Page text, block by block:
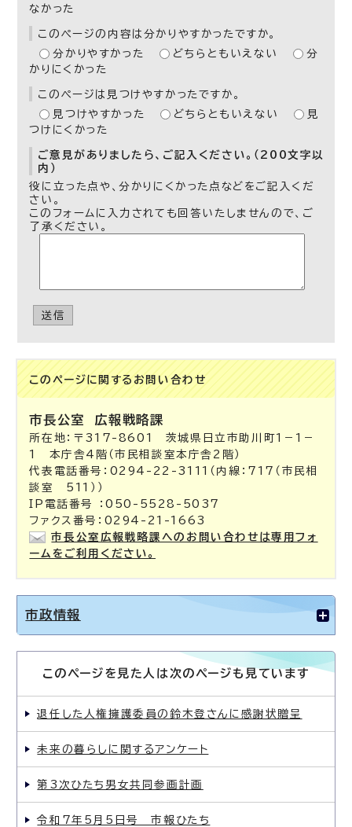
なかった
このページの内容は分かりやすかったですか。
分かりやすかった
どちらともいえない
分
かりにくかった
このページは見つけやすかったですか。
見つけやすかった
どちらともいえない
見
つけにくかった
ご意見がありましたら、ご記入ください。（200文字以
内）
役に立った点や、分かりにくかった点などをご記入くだ
さい。
このフォームに入力されても回答いたしませんので、ご
了承ください。
送信
このページに関する お問い合わせ
市長公室 広報戦略課
所在地：〒317-8601 茨城県日立市助川町1－1－
1 本庁舎4階（市民相談室本庁舎2階）
代表電話番号：0294-22-3111（内線：717（市民相
談室 511））
IP電話番号 ：050-5528-5037
ファクス番号：0294-21-1663
市長公室広報戦略課へのお問い合わせは専用フォ
ームをご利用ください。
市政情報
このページを見た人は次のページも見ています
退任した人権擁護委員の鈴木登さんに感謝状贈呈
未来の暮らしに関するアンケート
第3次ひたち男女共同参画計画
令和7年5月5日号 市報ひたち